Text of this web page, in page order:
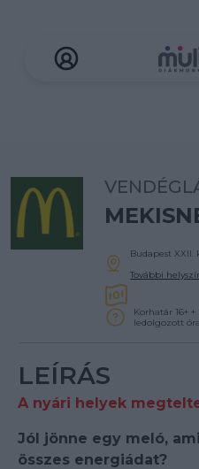
Budapest
További
Korhatár 16+
ledolgozott
LEÍRÁS
A nyári helyek
Jól jönne egy meló,
összes energiádat?